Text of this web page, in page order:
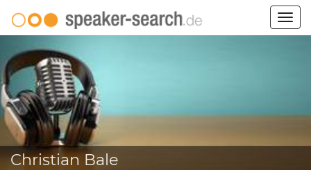
Christian Bale